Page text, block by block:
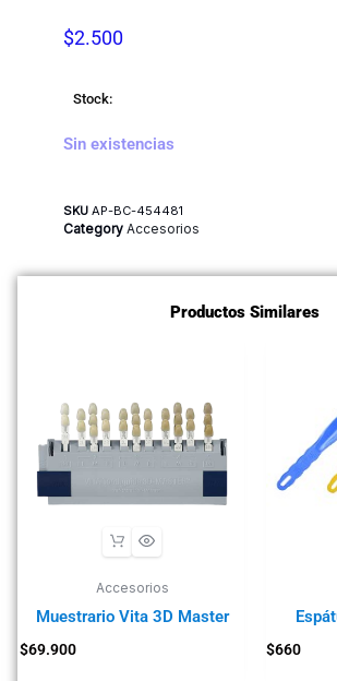
$2.500
Stock:
Sin existencias
SKU AP-BC-454481
Category Accesorios
Productos Similares
Accesorios
Muestrario Vita 3D Master
$69.900 $660